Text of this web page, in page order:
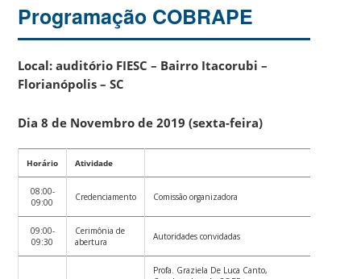
Programação COBRAPE
Local: auditório FIESC – Bairro Itacorubi –
Florianópolis – SC
Dia 8 de Novembro de 2019 (sexta-feira)
Horário Atividade
08:00-
09:00
Credenciamento Comissão organizadora
09:00-
09:30
Cerimônia de
abertura
Autoridades convidadas
Profa. Graziela De Luca Canto,